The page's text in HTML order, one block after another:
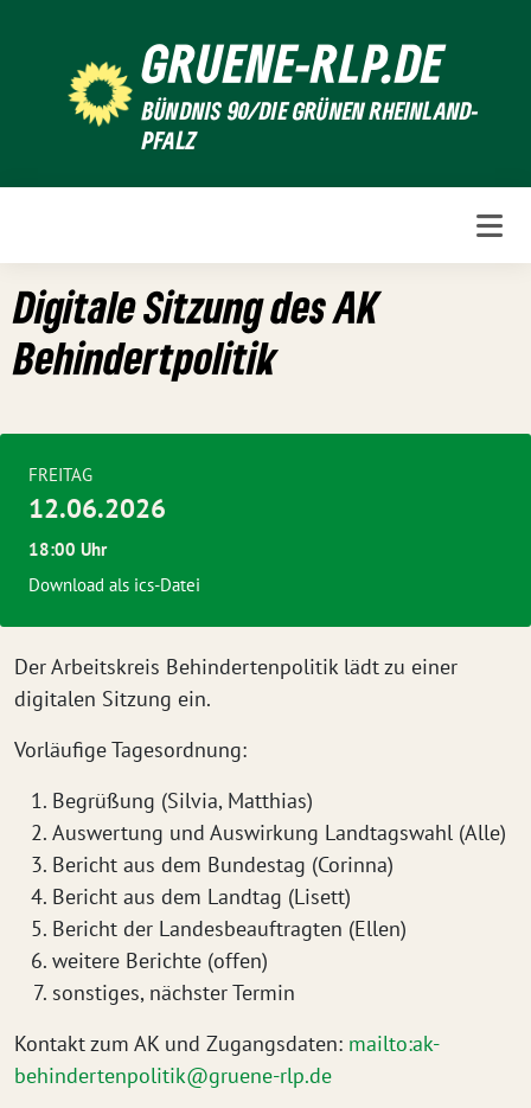
GRUENE-RLP.DE
BÜNDNIS 90/DIE GRÜNEN RHEINLAND-
PFALZ
Digitale Sitzung des AK
Behindertpolitik
Der Arbeitskreis Behindertenpolitik lädt zu einer
digitalen Sitzung ein.
Vorläufige Tagesordnung:
Begrüßung (Silvia, Matthias)
Auswertung und Auswirkung Landtagswahl (Alle)
Bericht aus dem Bundestag (Corinna)
Bericht aus dem Landtag (Lisett)
Bericht der Landesbeauftragten (Ellen)
weitere Berichte (offen)
sonstiges, nächster Termin
Kontakt zum AK und Zugangsdaten: mailto:ak-
behindertenpolitik@gruene-rlp.de
FREITAG
12.06.2026
18:00 Uhr
Download als ics-Datei